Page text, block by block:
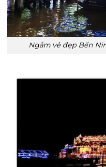
Ngắm vẻ đẹp Bến